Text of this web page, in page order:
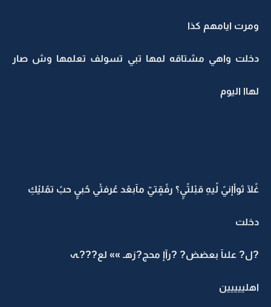
ومرت ايامهم كذا
دخلت واهي مشتاقه لمها تبي تسولف تعلمها وش صار
لهاا اليوم
غًلآ ثوأإنيً لًيهِ قبْلتًيٍ؟ رفًقٍتيّ مآبعًد عُرفتْي حُبيٍ حبً تمًليْكِ
دخلت
?ل? علىآ بعضض? ?رآإ محج?زهـ »» لع???ـہ
اهلييييين